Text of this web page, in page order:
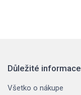
Důležité informace
Všetko o nákupe